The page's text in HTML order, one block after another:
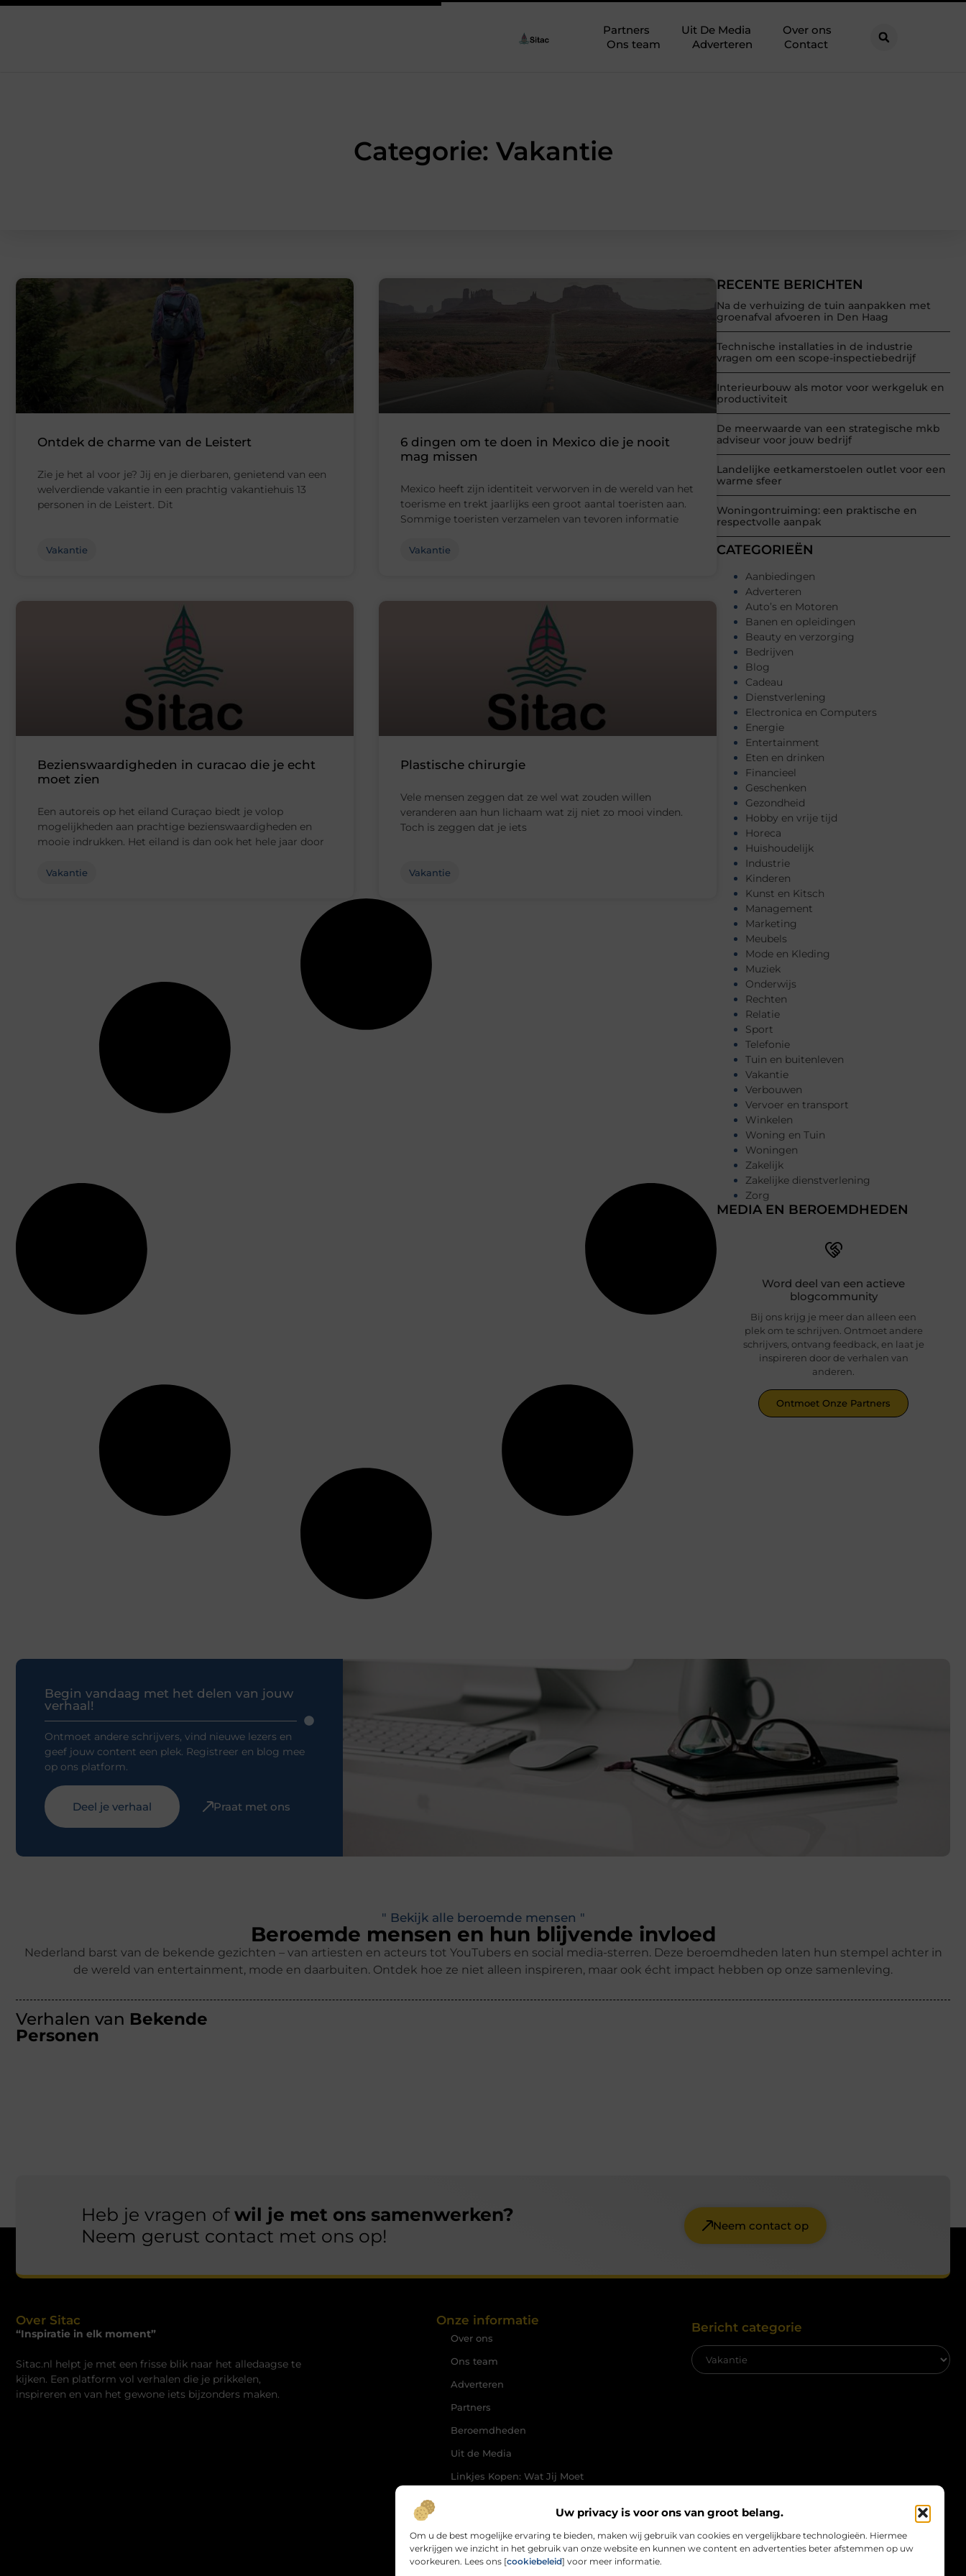
Uw privacy is voor ons van groot belang.
Om u de best mogelijke ervaring te bieden, maken wij gebruik van cookies en vergelijkbare technologieën. Hiermee
verkrijgen we inzicht in het gebruik van onze website en kunnen we content en advertenties beter afstemmen op uw
voorkeuren. Lees ons [cookiebeleid] voor meer informatie.
Partners Uit De Media
Over ons
Ons team
Adverteren Contact
Categorie: Vakantie
RECENTE BERICHTEN
Na de verhuizing de tuin aanpakken met
groenafval afvoeren in Den Haag
Technische installaties in de industrie
vragen om een scope-inspectiebedrijf
Interieurbouw als motor voor werkgeluk en
productiviteit
De meerwaarde van een strategische mkb
adviseur voor jouw bedrijf
Landelijke eetkamerstoelen outlet voor een
warme sfeer
Woningontruiming: een praktische en
respectvolle aanpak
CATEGORIEËN
Aanbiedingen
Adverteren
Auto’s en Motoren
Banen en opleidingen
Beauty en verzorging
Bedrijven
Blog
Cadeau
Dienstverlening
Electronica en Computers
Energie
Entertainment
Eten en drinken
Financieel
Geschenken
Gezondheid
Hobby en vrije tijd
Horeca
Huishoudelijk
Industrie
Kinderen
Kunst en Kitsch
Management
Marketing
Meubels
Mode en Kleding
Muziek
Onderwijs
Rechten
Relatie
Sport
Telefonie
Tuin en buitenleven
Vakantie
Verbouwen
Vervoer en transport
Winkelen
Woning en Tuin
Woningen
Zakelijk
Zakelijke dienstverlening
Zorg
MEDIA EN BEROEMDHEDEN
Word deel van een actieve
blogcommunity
Bij ons krijg je meer dan alleen een
plek om te schrijven. Ontmoet andere
schrijvers, ontvang feedback, en laat je
inspireren door de verhalen van
anderen.
Ontmoet Onze Partners
Ontdek de charme van de Leistert
Zie je het al voor je? Jij en je dierbaren, genietend van een
welverdiende vakantie in een prachtig vakantiehuis 13
personen in de Leistert. Dit
Vakantie
6 dingen om te doen in Mexico die je nooit
mag missen
Mexico heeft zijn identiteit verworven in de wereld van het
toerisme en trekt jaarlijks een groot aantal toeristen aan.
Sommige toeristen verzamelen van tevoren informatie
Vakantie
Bezienswaardigheden in curacao die je echt
moet zien
Een autoreis op het eiland Curaçao biedt je volop
mogelijkheden aan prachtige bezienswaardigheden en
mooie indrukken. Het eiland is dan ook het hele jaar door
Vakantie
Plastische chirurgie
Vele mensen zeggen dat ze wel wat zouden willen
veranderen aan hun lichaam wat zij niet zo mooi vinden.
Toch is zeggen dat je iets
Vakantie
Begin vandaag met het delen van jouw
verhaal!
Ontmoet andere schrijvers, vind nieuwe lezers en
geef jouw content een plek. Registreer en blog mee
op ons platform.
Deel je verhaal Praat met ons
" Bekijk alle beroemde mensen "
Beroemde mensen en hun blijvende invloed
Nederland barst van de bekende gezichten – van artiesten en acteurs tot YouTubers en social media-sterren. Deze beroemdheden laten hun stempel achter in
de wereld van entertainment, mode en daarbuiten. Ontdek hoe ze niet alleen inspireren, maar ook écht impact hebben op onze samenleving.
Verhalen van Bekende
Personen
Heb je vragen ofwil je met ons samenwerken?
Neem gerust contact met ons op!
Neem contact op
Over Sitac
“Inspiratie in elk moment”
Sitac.nl helpt je met een frisse blik naar het alledaagse te
kijken. Een platform vol verhalen die je prikkelen,
inspireren en van het gewone iets bijzonders maken.
Onze informatie
Over ons
Ons team
Adverteren
Partners
Beroemdheden
Uit de Media
Linkjes Kopen: Wat Jij Moet
Internet: Jouw Route naar
Online Inkomsten
Bericht categorie